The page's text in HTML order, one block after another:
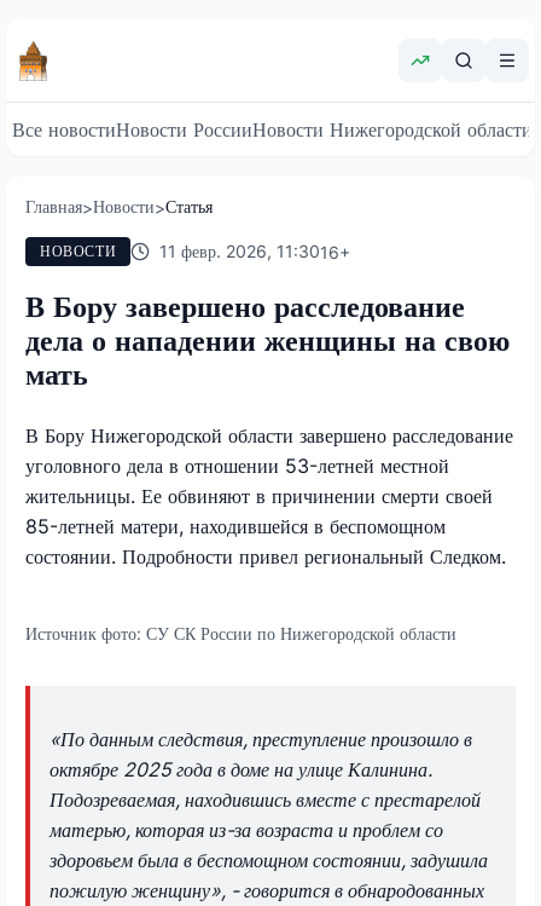
Все новостиНовости РоссииНовости Нижегородской области
Главная>Новости>Статья
НОВОСТИ 11 февр. 2026, 11:3016+
В Бору завершено расследование
дела о нападении женщины на свою
мать
В Бору Нижегородской области завершено расследование
уголовного дела в отношении 53-летней местной
жительницы. Ее обвиняют в причинении смерти своей
85-летней матери, находившейся в беспомощном
состоянии. Подробности привел региональный Следком.
Источник фото: СУ СК России по Нижегородской области
«По данным следствия, преступление произошло в
октябре 2025 года в доме на улице Калинина.
Подозреваемая, находившись вместе с престарелой
матерью, которая из-за возраста и проблем со
здоровьем была в беспомощном состоянии, задушила
пожилую женщину», - говорится в обнародованных